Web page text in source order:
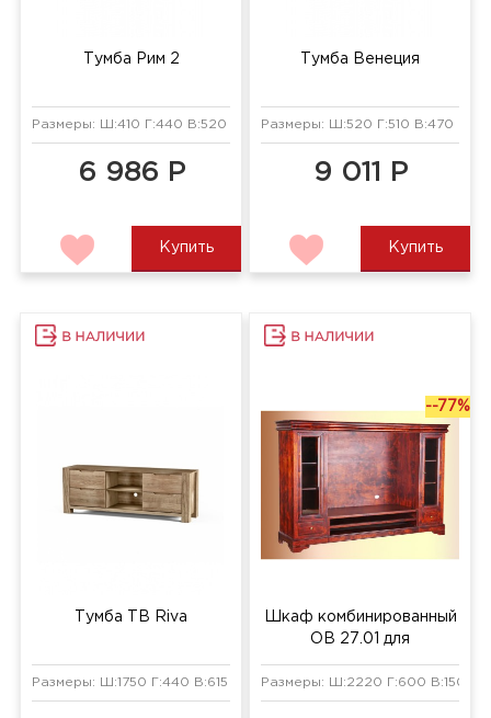
Тумба Рим 2
Размеры: Ш:410 Г:440 В:520 мм
6 986 Р
Купить
Тумба Венеция
Размеры: Ш:520 Г:510 В:470 мм
9 011 Р
Купить
Тумба ТВ Riva
Размеры: Ш:1750 Г:440 В:615 мм
--77%
Шкаф комбинированный
ОВ 27.01 для
Размеры: Ш:2220 Г:600 В:1500